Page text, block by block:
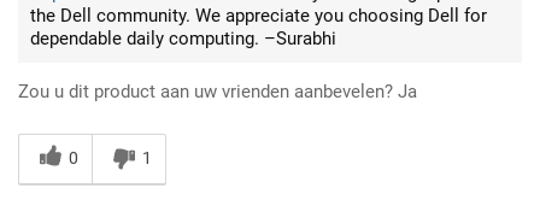
the Dell community. We appreciate you choosing Dell for
dependable daily computing. –Surabhi
Zou u dit product aan uw vrienden aanbevelen? Ja
0 1